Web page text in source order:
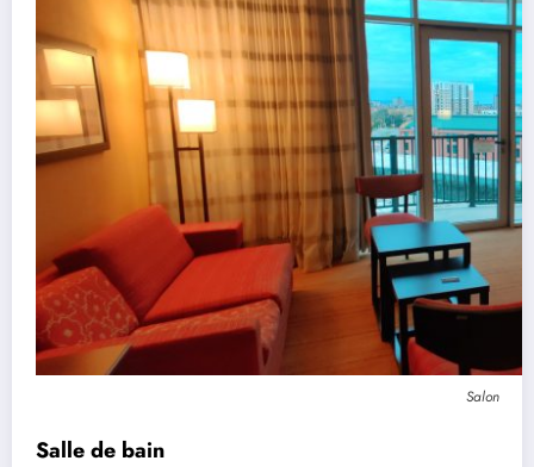
Salon
Salle de bain